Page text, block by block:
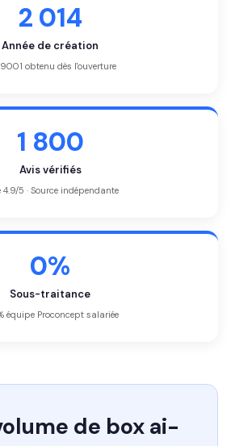
2 014
Année de création
9001 obtenu dès l'ouverture
1 800
Avis vérifiés
4.9/5 · Source indépendante
0%
Sous-traitance
équipe Proconcept salariée
de box ai-